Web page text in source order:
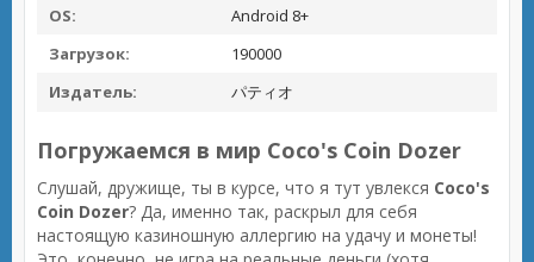
OS:
Android 8+
Загрузок:
190000
Издатель:
パティオ
Погружаемся в мир Coco's Coin Dozer
Слушай, дружище, ты в курсе, что я тут увлекся Coco's
Coin Dozer? Да, именно так, раскрыл для себя
настоящую казиношную аллергию на удачу и монеты!